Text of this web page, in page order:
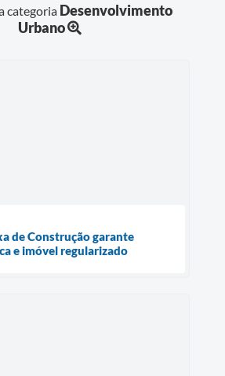
categoria Desenvolvimento
Urbano
de Construção garante
e imóvel regularizado